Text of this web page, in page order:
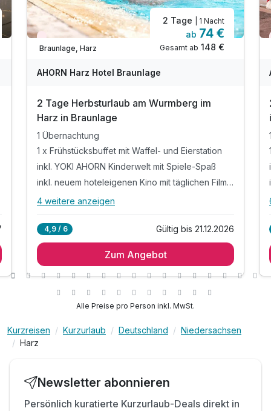
Wieder frei ab September
Braunlage, Harz
2 Tage | 1 Nacht
ab 74 €
Gesamt ab 148 €
AHORN Harz Hotel Braunlage
2 Tage Herbsturlaub am Wurmberg im
Harz in Braunlage
1 Übernachtung
1 x Frühstücksbuffet mit Waffel- und Eierstation
inkl. YOKI AHORN Kinderwelt mit Spiele-Spaß
inkl. neuem hoteleigenen Kino mit täglichen Filmen
Alle Inklusivleistungen
1 x Frühstücksbuffet mit Waffel- und Eierstation
inkl. YOKI AHORN Kinderwelt mit Spiele-Spaß
inkl. Nutzung des Fitnessraums
inkl. YOKI AHORN Kinderbuffet
4 weitere anzeigen
4,9 / 6 Gültig bis 21.12.2026
Zum Angebot
Alle Preise pro Person inkl. MwSt.
Kurzreisen Kurzurlaub Deutschland
Niedersachsen
Harz
Newsletter abonnieren
Persönlich kuratierte Kurzurlaub-Deals direkt in